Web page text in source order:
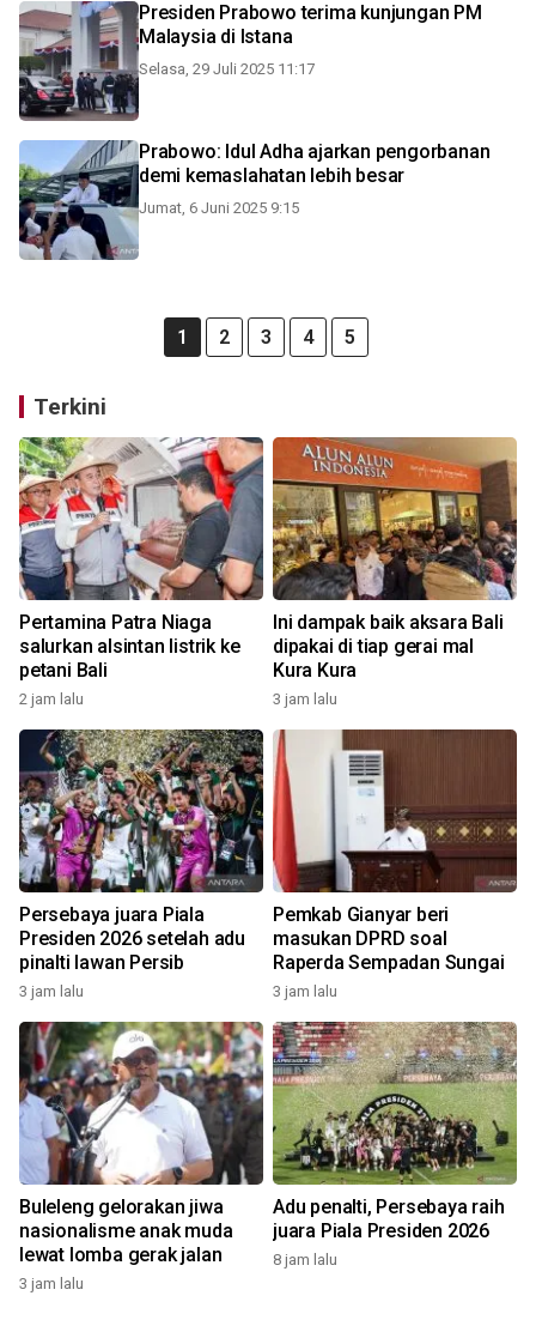
Presiden Prabowo terima kunjungan PM
Malaysia di Istana
Selasa, 29 Juli 2025 11:17
Prabowo: Idul Adha ajarkan pengorbanan
demi kemaslahatan lebih besar
Jumat, 6 Juni 2025 9:15
1 2 3 4 5
Terkini
Pertamina Patra Niaga
salurkan alsintan listrik ke
petani Bali
2 jam lalu
Ini dampak baik aksara Bali
dipakai di tiap gerai mal
Kura Kura
3 jam lalu
Persebaya juara Piala
Presiden 2026 setelah adu
pinalti lawan Persib
3 jam lalu
Pemkab Gianyar beri
masukan DPRD soal
Raperda Sempadan Sungai
3 jam lalu
Buleleng gelorakan jiwa
nasionalisme anak muda
lewat lomba gerak jalan
3 jam lalu
Adu penalti, Persebaya raih
juara Piala Presiden 2026
8 jam lalu